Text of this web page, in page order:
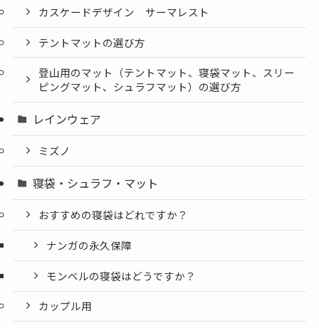
カスケードデザイン サーマレスト
テントマットの選び方
登山用のマット（テントマット、寝袋マット、スリー
ピングマット、シュラフマット）の選び方
レインウェア
ミズノ
寝袋・シュラフ・マット
おすすめの寝袋はどれですか？
ナンガの永久保障
モンベルの寝袋はどうですか？
カップル用